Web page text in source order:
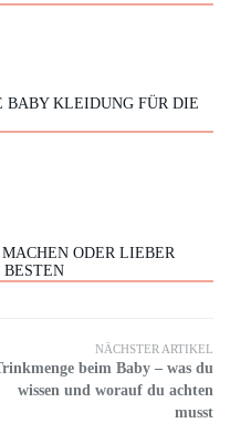
BABY KLEIDUNG FÜR DIE
ODER LIEBER
NÄCHSTER ARTIKEL
beim Baby – was du
wissen und worauf du achten
musst